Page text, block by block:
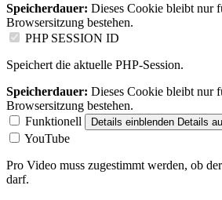
Speicherdauer: Dieses Cookie bleibt nur
Browsersitzung bestehen.
PHP SESSION ID
Speichert die aktuelle PHP-Session.
Speicherdauer: Dieses Cookie bleibt nur
Browsersitzung bestehen.
Funktionell
Details einblenden Details
YouTube
Pro Video muss zugestimmt werden, ob
darf.